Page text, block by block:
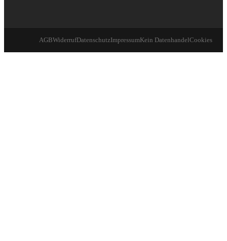
AGBWiderrufDatenschutzImpressumKein DatenhandelCookies